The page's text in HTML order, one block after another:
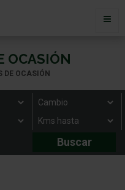
OCASIÓN
DE OCASIÓN